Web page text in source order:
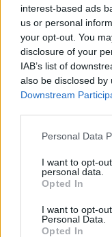
interest-based ads
us or personal
your opt-out. You
disclosure of your
IAB’s list of
also be disclosed
Downstream
Please note that
not limited to your
grant or deny
use your data for
consent section.
Personal Data
I want to opt-
personal data.
Opted In
I want to opt-
Personal Data.
Opted In
Vuoi
Puoi
cliccandoqui
Sei già